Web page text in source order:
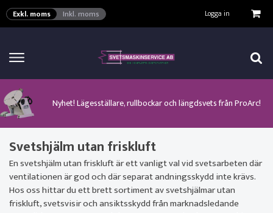
Exkl. moms Inkl. moms Logga in
Klicka här för att se alla våra nuvarande kampanjer!
Här kan man hitta ett urval av verktyg för automation från ProArc!
Nyhet! Lägesställare, rullbockar och längdsvets från ProArc!
Nyhet! Tig-svets från Esab, Rogue ET 230iP AC/DC!
Nyhet! Tig-svets Minarc T 223 AC/DC från Kemppi!
Nyhet! Nya PAPR-enheten från ESAB EPR-X1.1!
Nyhet! MinarcMig 190 Auto och MinarcMig 220 Auto från Kemppi!
Svetshjälm utan friskluft
En svetshjälm utan friskluft är ett vanligt val vid svetsarbeten där
ventilationen är god och där separat andningsskydd inte krävs.
Hos oss hittar du ett brett sortiment av svetshjälmar utan
friskluft, svetsvisir och ansiktsskydd från marknadsledande
VISA VARUKORGEN TILL KASSAN